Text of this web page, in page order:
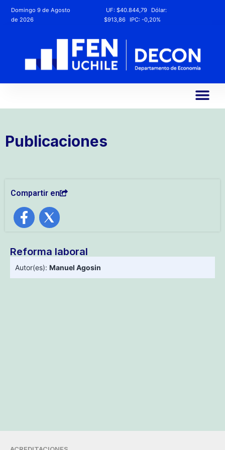
Domingo 9 de Agosto
de 2026
UF:$40.844,79
Dólar:
$913,86
IPC:-0,20%
Publicaciones
Compartir en
Reforma laboral
Autor(es): Manuel Agosin